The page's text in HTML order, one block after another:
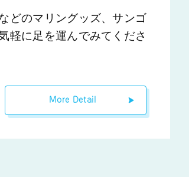
どのマリングッズ、サンゴ
軽に足を運んでみてくださ
More Detail